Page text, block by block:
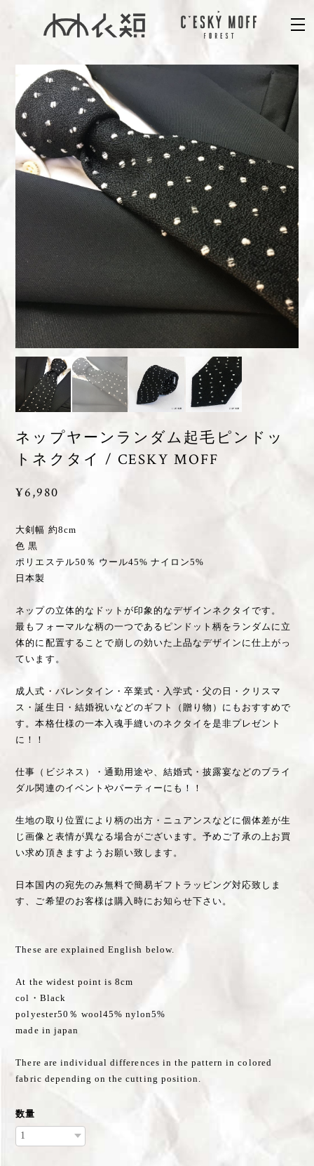
ネップヤーンランダム起毛ピンドッ
トネクタイ / CESKY MOFF
¥6,980
大剣幅 約8cm
色 黒
ポリエステル50％ ウール45% ナイロン5%
日本製
ネップの立体的なドットが印象的なデザインネクタイです。
最もフォーマルな柄の一つであるピンドット柄をランダムに立
体的に配置することで崩しの効いた上品なデザインに仕上がっ
ています。
成人式・バレンタイン・卒業式・入学式・父の日・クリスマ
ス・誕生日・結婚祝いなどのギフト（贈り物）にもおすすめで
す。本格仕様の一本入魂手縫いのネクタイを是非プレゼント
に！！
仕事（ビジネス）・通勤用途や、結婚式・披露宴などのブライ
ダル関連のイベントやパーティーにも！！
生地の取り位置により柄の出方・ニュアンスなどに個体差が生
じ画像と表情が異なる場合がございます。予めご了承の上お買
い求め頂きますようお願い致します。
日本国内の宛先のみ無料で簡易ギフトラッピング対応致しま
す、ご希望のお客様は購入時にお知らせ下さい。
These are explained English below.
At the widest point is 8cm
col・Black
polyester50％ wool45% nylon5%
made in japan
There are individual differences in the pattern in colored
fabric depending on the cutting position.
数量